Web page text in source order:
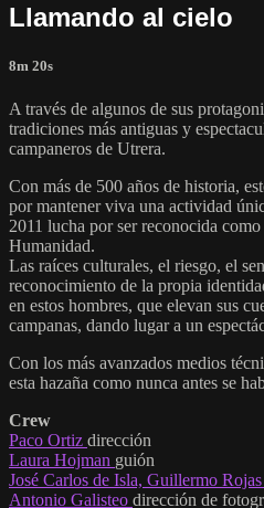
Llamando al cielo
8m 20s
A través de algunos de sus
tradiciones más antiguas y
campaneros de Utrera.
Con más de 500 años de historia,
por mantener viva una actividad
2011 lucha por ser reconocida
Humanidad.
Las raíces culturales, el riesgo, el
reconocimiento de la propia
en estos hombres, que elevan sus
campanas, dando lugar a un
Con los más avanzados medios
esta hazaña como nunca antes se
Crew
Paco Ortiz dirección
Laura Hojman guión
José Carlos de Isla, Guillermo Rojas
Antonio Galisteo dirección de